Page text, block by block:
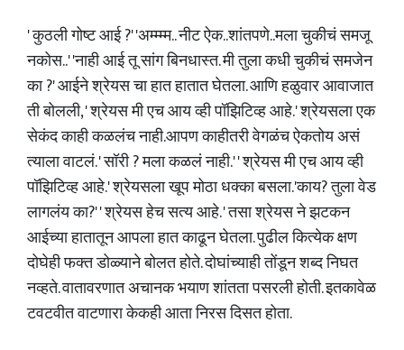
' कुठली गोष्ट आई ?' 'अम्म्म्म.. नीट ऐक..शांतपणे..मला चुकीचं समजू
नकोस..' 'नाही आई तू सांग बिनधास्त. मी तुला कधी चुकीचं समजेन
का ?' आईने श्रेयस चा हात हातात घेतला. आणि हळुवार आवाजात
ती बोलली, ' श्रेयस मी एच आय व्ही पॉझिटिव्ह आहे.' श्रेयसला एक
सेकंद काही कळलंच नाही.आपण काहीतरी वेगळंच ऐकतोय असं
त्याला वाटलं. ' सॉरी ? मला कळलं नाही.' ' श्रेयस मी एच आय व्ही
पॉझिटिव्ह आहे.' श्रेयसला खूप मोठा धक्का बसला.'काय? तुला वेड
लागलंय का?' ' श्रेयस हेच सत्य आहे. ' तसा श्रेयस ने झटकन
आईच्या हातातून आपला हात काढून घेतला. पुढील कित्येक क्षण
दोघेही फक्त डोळ्याने बोलत होते. दोघांच्याही तोंडून शब्द निघत
नव्हते. वातावरणात अचानक भयाण शांतता पसरली होती. इतकावेळ
टवटवीत वाटणारा केकही आता निरस दिसत होता.